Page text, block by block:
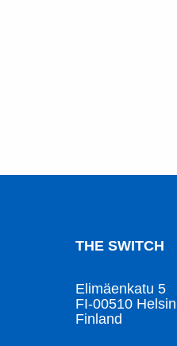
THE SWITCH
Elimäenkatu 5
FI-00510
Finland